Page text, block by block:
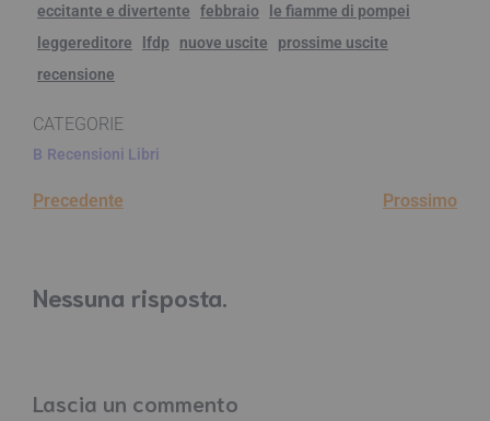
eccitante e divertente
febbraio
le fiamme di pompei
leggereditore
lfdp nuove uscite
prossime uscite
recensione
CATEGORIE
B Recensioni Libri
Precedente Prossimo
Nessuna risposta.
Lascia un commento